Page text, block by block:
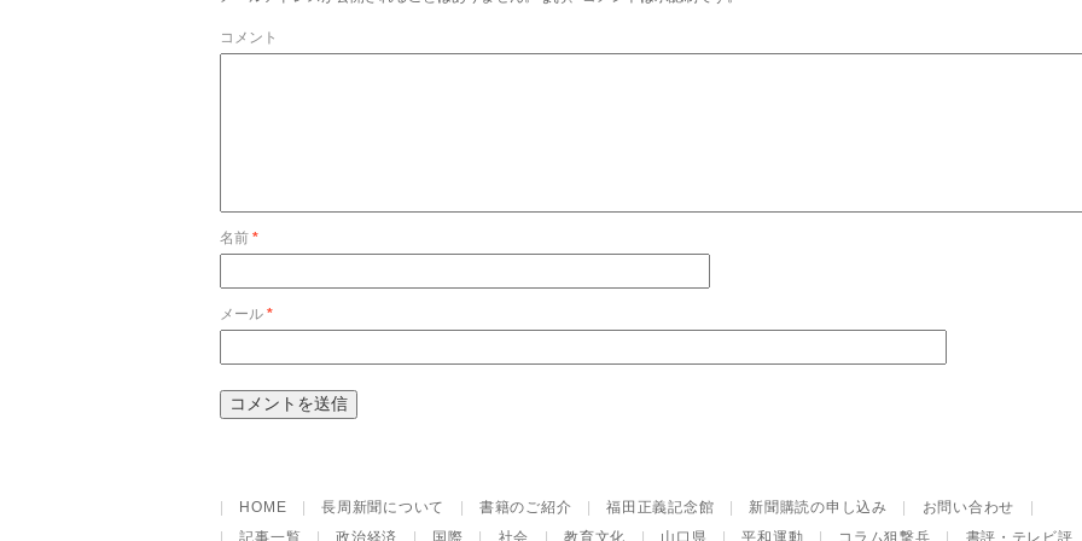
コメント
名前 *
メール *
| HOME |長周新聞について |書籍のご紹介 |福田正義記念館 | 新聞購読の申し込み | お問い合わせ |
|記事一覧 |政治経済 | 国際 | 社会 |教育文化 | 山口県 |平和運動 | コラム狙撃兵 | 書評・テレビ評